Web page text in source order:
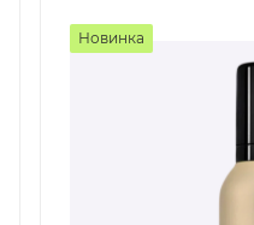
Новинка